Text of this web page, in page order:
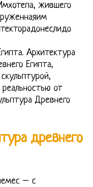
жившего
Архитектура
Египта,
от
Древнего
древнего
– с